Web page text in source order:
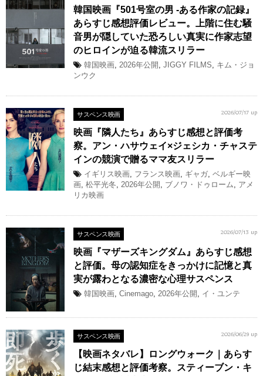
韓国映画『501号室の男 -ある作家の記録』
あらすじ感想評価レビュー。上階に住む騒
音男が隠していた恐ろしい真実に作家志望
のヒロインが迫る韓流スリラー
韓国映画, 2026年公開 , JIGGY FILMS, キム・ジョ
ンウク
サスペンス映画 2026/07/17 up
映画『隣人たち』あらすじ感想と評価考
察。アン・ハサウェイ×ジェシカ・チャステ
インの競演で贈るママ友スリラー
イギリス映画, フランス映画, ギャガ, ベルギー映
画, 松平光冬, 2026年公開 , ブノワ・ドゥローム, アメ
リカ映画
サスペンス映画 2026/07/13 up
映画『マザーズキングダム』あらすじ感想
と評価。母の認知症をきっかけに記憶と真
実が露わとなる濃密な心理サスペンス
韓国映画, Cinemago, 2026年公開 , イ・ユンテ
サスペンス映画 2026/06/29 up
【映画ネタバレ】ロングウォーク｜あらす
じ結末感想と評価考察。スティーブン・キ